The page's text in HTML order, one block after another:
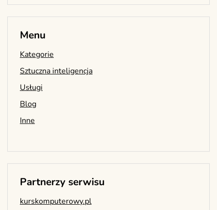
Menu
Kategorie
Sztuczna inteligencja
Usługi
Blog
Inne
Partnerzy serwisu
kurskomputerowy.pl